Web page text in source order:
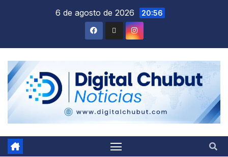
6 de agosto de 2026 20:56